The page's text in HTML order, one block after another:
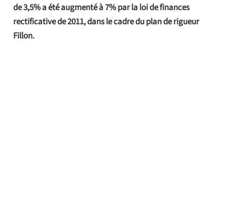
de 3,5% a été augmenté à 7% par la loi de finances
rectificative de 2011, dans le cadre du plan de rigueur
Fillon.